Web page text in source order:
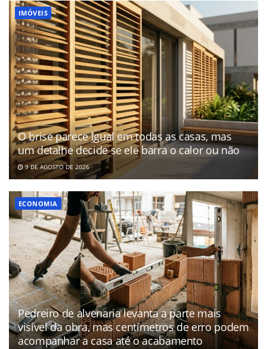
IMÓVEIS
O brise parece igual em todas as casas, mas
um detalhe decide se ele barra o calor ou não
9 DE AGOSTO DE 2026
ECONOMIA
Pedreiro de alvenaria levanta a parte mais
visível da obra, mas centímetros de erro podem
acompanhar a casa até o acabamento